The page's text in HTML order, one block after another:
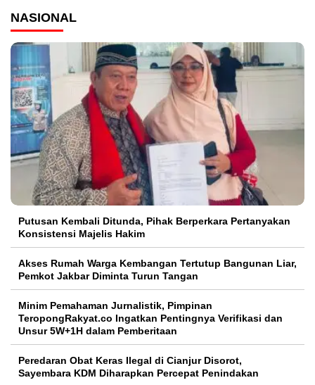
NASIONAL
Putusan Kembali Ditunda, Pihak Berperkara Pertanyakan
Konsistensi Majelis Hakim
Akses Rumah Warga Kembangan Tertutup Bangunan Liar,
Pemkot Jakbar Diminta Turun Tangan
Minim Pemahaman Jurnalistik, Pimpinan
TeropongRakyat.co Ingatkan Pentingnya Verifikasi dan
Unsur 5W+1H dalam Pemberitaan
Peredaran Obat Keras Ilegal di Cianjur Disorot,
Sayembara KDM Diharapkan Percepat Penindakan